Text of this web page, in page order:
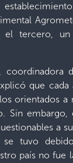
el tercero,
coordinadora
que
orientados a
Sin embargo,
a
se tuvo
país no fue